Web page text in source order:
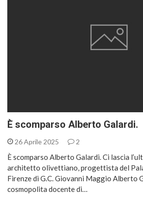
È scomparso Alberto Galardi.
26 Aprile 2025 2
È scomparso Alberto Galardi. Ci lascia
architetto olivettiano, progettista del
Firenze di G.C. Giovanni Maggio Alberto
cosmopolita docente di…